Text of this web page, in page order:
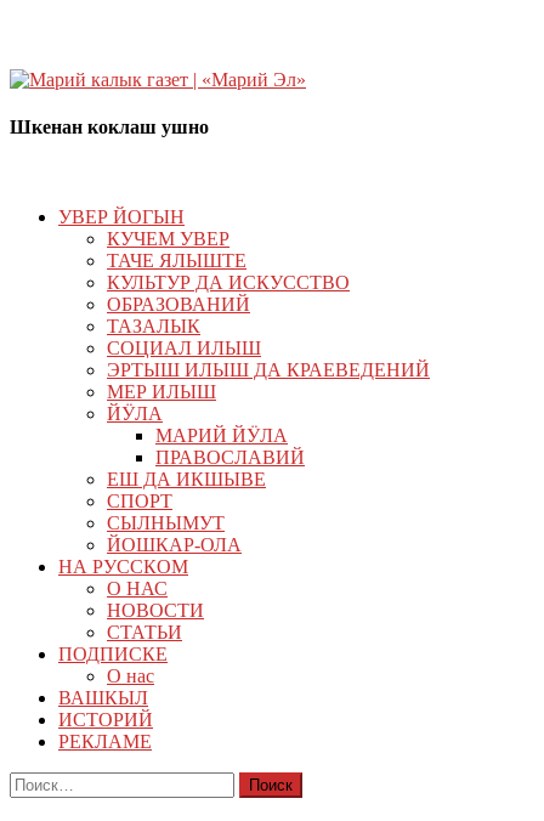
Шкенан коклаш ушно
УВЕР ЙОГЫН
КУЧЕМ УВЕР
ТАЧЕ ЯЛЫШТЕ
КУЛЬТУР ДА ИСКУССТВО
ОБРАЗОВАНИЙ
ТАЗАЛЫК
СОЦИАЛ ИЛЫШ
ЭРТЫШ ИЛЫШ ДА КРАЕВЕДЕНИЙ
МЕР ИЛЫШ
ЙӰЛА
МАРИЙ ЙӰЛА
ПРАВОСЛАВИЙ
ЕШ ДА ИКШЫВЕ
СПОРТ
СЫЛНЫМУТ
ЙОШКАР-ОЛА
НА РУССКОМ
О НАС
НОВОСТИ
СТАТЬИ
ПОДПИСКЕ
О нас
ВАШКЫЛ
ИСТОРИЙ
РЕКЛАМЕ
Найти: